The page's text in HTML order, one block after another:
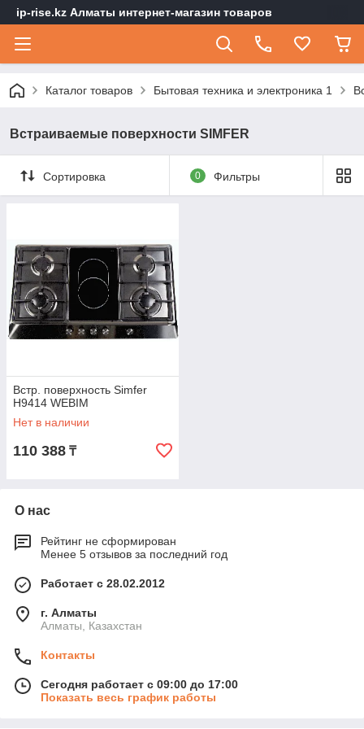
ip-rise.kz Алматы интернет-магазин товаров
Каталог товаров Бытовая техника и электроника 1
Встраиваемые поверхности SIMFER
Сортировка 0 Фильтры
Встр. поверхность Simfer
H9414 WEBIM
Нет в наличии
110 388 ₸
О нас
Рейтинг не сформирован
Менее 5 отзывов за последний год
Работает с 28.02.2012
г. Алматы
Алматы, Казахстан
Контакты
Сегодня работает с 09:00 до 17:00
Показать весь график работы